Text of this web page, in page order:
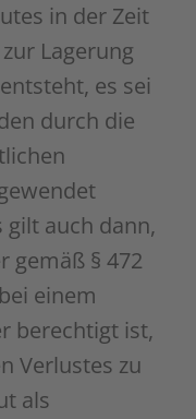
in der Zeit
Lagerung
es sei
durch die
auch dann,
gemäß § 472
einem
berechtigt ist,
Verlustes zu
als